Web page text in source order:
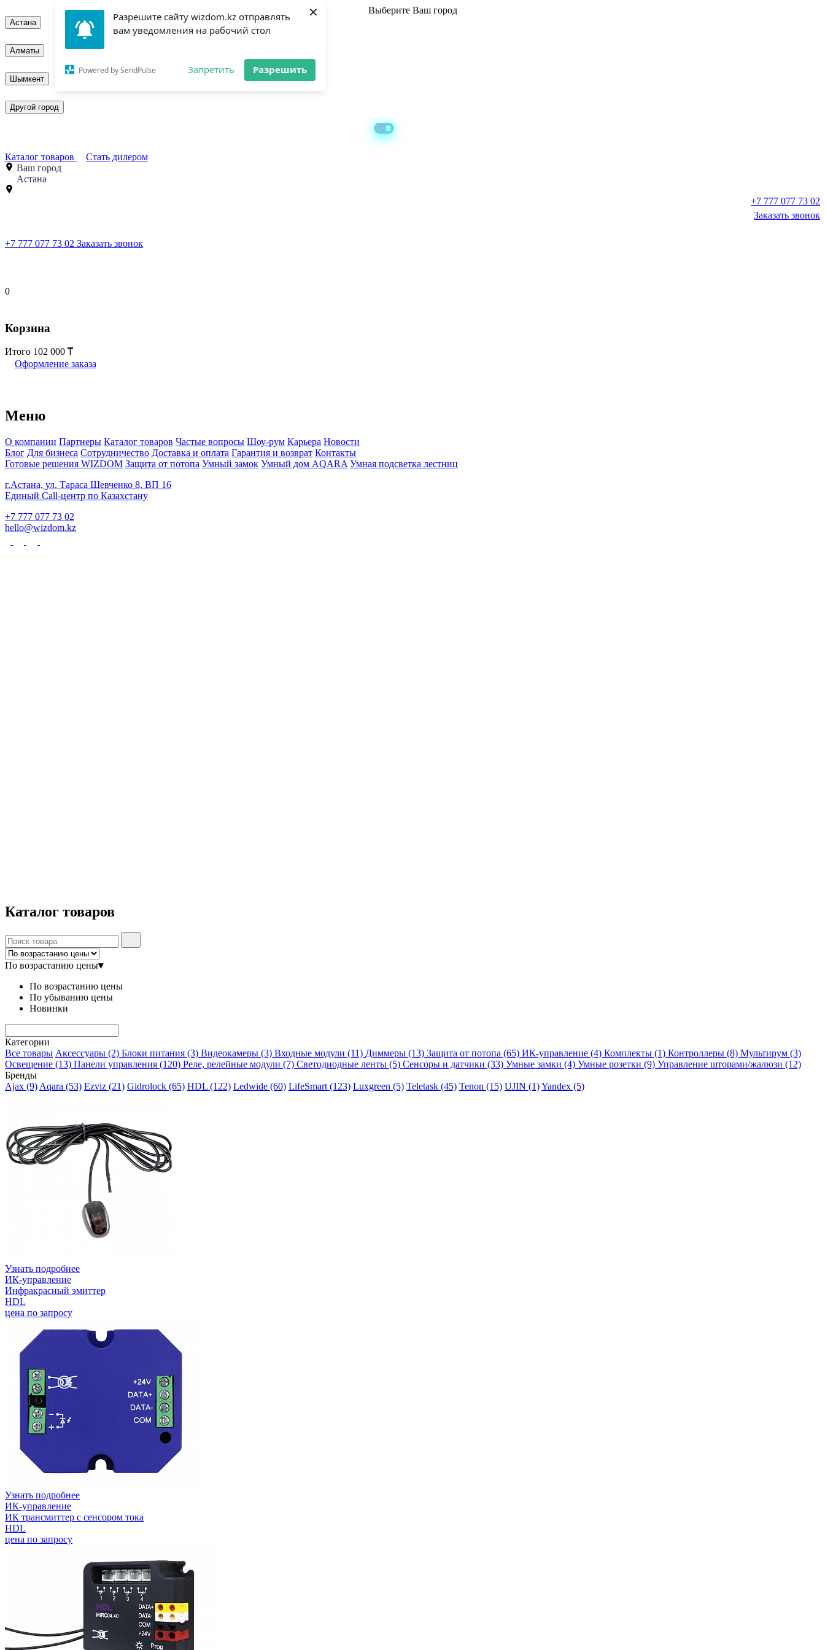
Разрешите сайту wizdom.kz отправлять
вам уведомления на рабочий стол
Powered by SendPulse Запретить Разрешить
× Выберите Ваш город
Астана
Алматы
Шымкент
Другой город
Каталог товаров
Стать дилером
Ваш город
Астана
+7 777 077 73 02
Заказать звонок
+7 777 077 73 02 Заказать звонок
0
Корзина
Итого 102 000
Оформление заказа
Меню
О компании Партнеры Каталог товаров Частые вопросы Шоу-рум Карьера Новости
Блог Для бизнеса Сотрудничество Доставка и оплата Гарантия и возврат Контакты
Готовые решения WIZDOM Защита от потопа Умный замок Умный дом AQARA Умная подсветка лестниц
г.Астана, ул. Тараса Шевченко 8, ВП 16
Единый Call-центр по Казахстану
+7 777 077 73 02
hello@wizdom.kz
Каталог товаров
По возрастанию цены▾
По возрастанию цены
По убыванию цены
Новинки
Категории
Все товары Аксессуары (2) Блоки питания (3) Видеокамеры (3) Входные модули (11) Диммеры (13) Защита от потопа (65) ИК-управление (4) Комплекты (1) Контроллеры (8) Мультирум (3)
Освещение (13) Панели управления (120) Реле, релейные модули (7) Светодиодные ленты (5) Сенсоры и датчики (33) Умные замки (4) Умные розетки (9) Управление шторами/жалюзи (12)
Бренды
Ajax (9) Aqara (53) Ezviz (21) Gidrolock (65) HDL (122) Ledwide (60) LifeSmart (123) Luxgreen (5) Teletask (45) Tenon (15) UJIN (1)Yandex (5)
Узнать подробнее
ИК-управление
Инфракрасный эмиттер
HDL
цена по запросу
Узнать подробнее
ИК-управление
ИК трансмиттер с сенсором тока
HDL
цена по запросу